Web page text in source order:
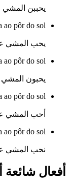
يحببن
ao pôr do sol.
يحب المشي
ao pôr do sol.
يحبون
ao pôr do sol.
أحب المشي
ao pôr do sol.
نحب المشي
أفعال